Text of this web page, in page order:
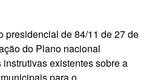
presidencial de 84/11 de 27 de
do Plano nacional
existentes sobre a